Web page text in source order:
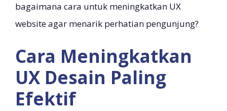
bagaimana cara untuk meningkatkan UX
website agar menarik perhatian pengunjung?
Cara Meningkatkan
UX Desain Paling
Efektif